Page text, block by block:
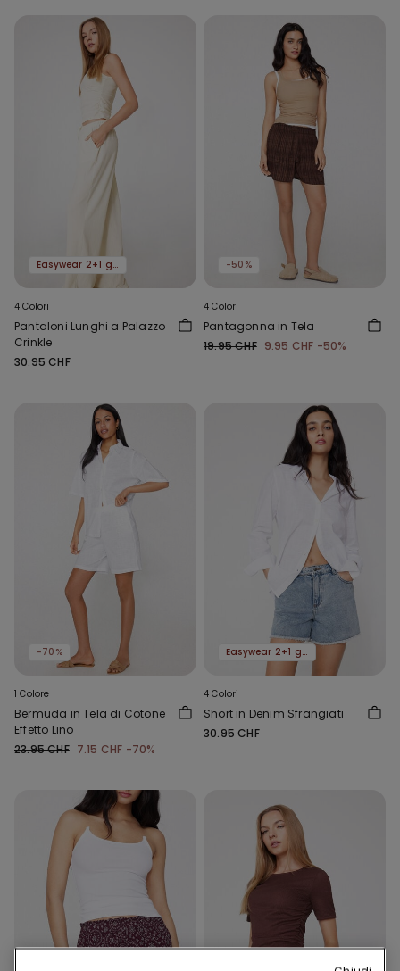
Easywear 2+1 gratis
4 Colori
Pantaloni Lunghi a Palazzo
Crinkle
30.95 CHF
-50%
4 Colori
Pantagonna in Tela
19.95 CHF 9.95 CHF -50%
-70%
1 Colore
Bermuda in Tela di Cotone
Effetto Lino
23.95 CHF 7.15 CHF -70%
Easywear 2+1 gratis
4 Colori
Short in Denim Sfrangiati
30.95 CHF